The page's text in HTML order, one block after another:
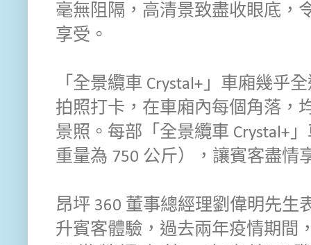
毫無阻隔，高清景致盡收眼底，
享受。
「全景纜車 Crystal+」車廂幾乎
拍照打卡，在車廂內每個角落，
景照。每部「全景纜車 Crystal+
重量為 750 公斤），讓賓客盡情
昂坪 360 董事總經理劉偉明先生
升賓客體驗，過去兩年疫情期間